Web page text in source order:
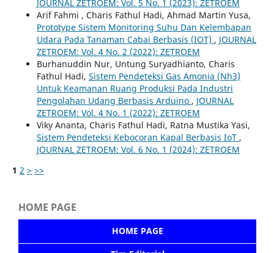
JOURNAL ZETROEM: Vol. 5 No. 1 (2023): ZETROEM
Arif Fahmi , Charis Fathul Hadi, Ahmad Martin Yusa,
Prototype Sistem Monitoring Suhu Dan Kelembapan
Udara Pada Tanaman Cabai Berbasis (IOT) , JOURNAL
ZETROEM: Vol. 4 No. 2 (2022): ZETROEM
Burhanuddin Nur, Untung Suryadhianto, Charis
Fathul Hadi, Sistem Pendeteksi Gas Amonia (Nh3)
Untuk Keamanan Ruang Produksi Pada Industri
Pengolahan Udang Berbasis Arduino , JOURNAL
ZETROEM: Vol. 4 No. 1 (2022): ZETROEM
Viky Ananta, Charis Fathul Hadi, Ratna Mustika Yasi,
Sistem Pendeteksi Kebocoran Kapal Berbasis IoT ,
JOURNAL ZETROEM: Vol. 6 No. 1 (2024): ZETROEM
1 2 > >>
HOME PAGE
HOME PAGE